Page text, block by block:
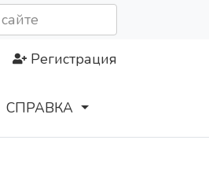
Регистрация
СПРАВКА